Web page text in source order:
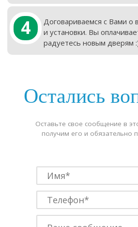
4
Договариваемся с Вами о
и установки. Вы
радуетесь новым дверям
Остались
Оставьте свое сообщение в
получим его и обязательно